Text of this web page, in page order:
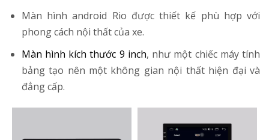
Màn hình android Rio được thiết kế phù hợp với
phong cách nội thất của xe.
Màn hình kích thước 9 inch, như một chiếc máy tính
bảng tạo nên một không gian nội thất hiện đại và
đẳng cấp.